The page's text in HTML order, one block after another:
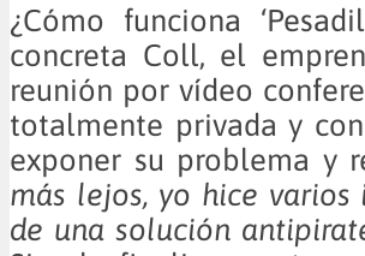
¿Cómo funciona
concreta Coll, el
reunión por vídeo
totalmente privada y
exponer su problema y
más lejos, yo hice
de una solución